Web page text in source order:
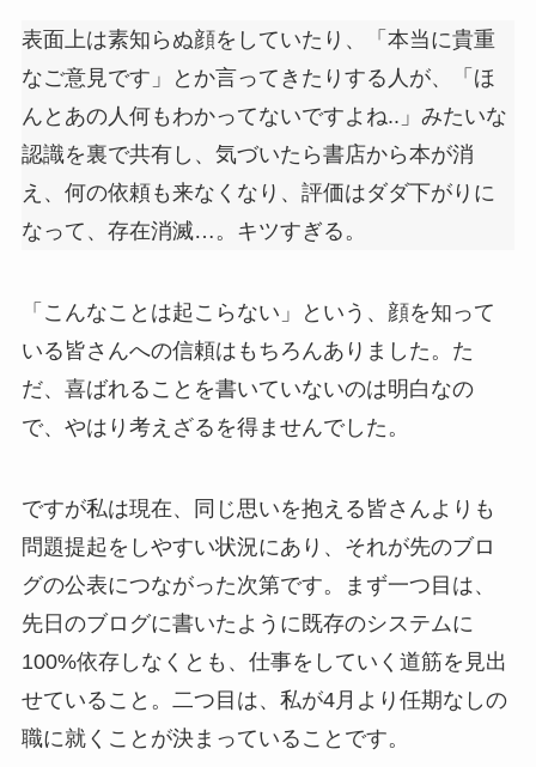
表面上は素知らぬ顔をしていたり、「本当に貴重
なご意見です」とか言ってきたりする人が、「ほ
んとあの人何もわかってないですよね..」みたいな
認識を裏で共有し、気づいたら書店から本が消
え、何の依頼も来なくなり、評価はダダ下がりに
なって、存在消滅…。キツすぎる。
「こんなことは起こらない」という、顔を知って
いる皆さんへの信頼はもちろんありました。た
だ、喜ばれることを書いていないのは明白なの
で、やはり考えざるを得ませんでした。
ですが私は現在、同じ思いを抱える皆さんよりも
問題提起をしやすい状況にあり、それが先のブロ
グの公表につながった次第です。まず一つ目は、
先日のブログに書いたように既存のシステムに
100%依存しなくとも、仕事をしていく道筋を見出
せていること。二つ目は、私が4月より任期なしの
職に就くことが決まっていることです。